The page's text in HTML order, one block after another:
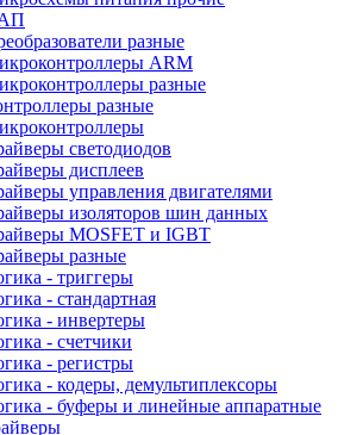
разные
ARM
разные
разные
светодиодов
дисплеев
управления двигателями
изоляторов шин данных
MOSFET и IGBT
разные
- триггеры
- стандартная
- инвертеры
- счетчики
- регистры
- кодеры, демультиплексоры
- буферы и линейные аппаратные